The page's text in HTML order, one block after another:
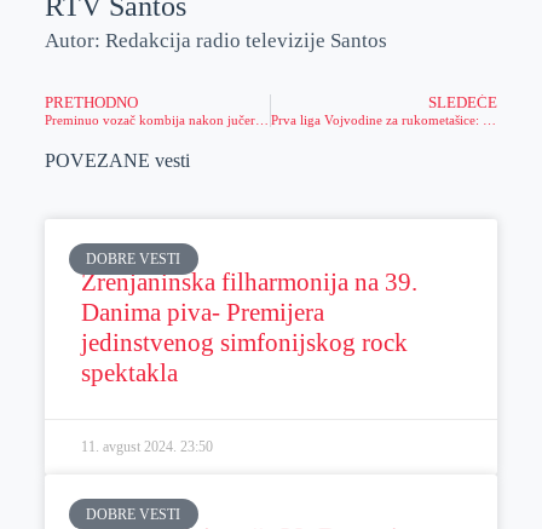
Autor: Redakcija radio televizije Santos
PRETHODNO
Preminuo vozač kombija nakon jučerašnje saobraćajne nezgode kod Perleza
SLEDEĆE
POVEZANE vesti
DOBRE VESTI
Zrenjaninska filharmonija na 39.
Danima piva- Premijera
jedinstvenog simfonijskog rock
spektakla
11. avgust 2024. 23:50
DOBRE VESTI